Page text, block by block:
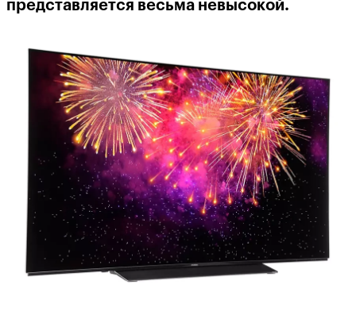
представляется весьма невысокой.